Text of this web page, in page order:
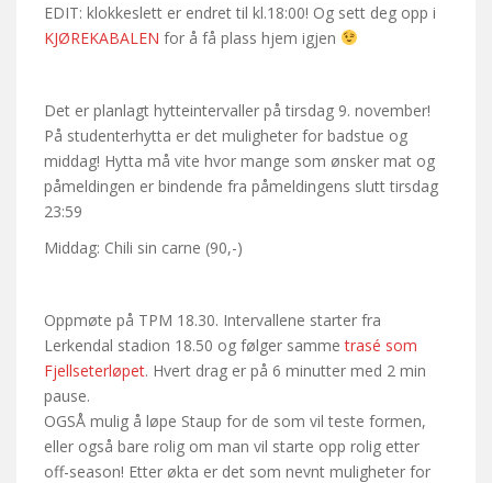
EDIT: klokkeslett er endret til kl.18:00! Og sett deg opp i
KJØREKABALEN for å få plass hjem igjen
Det er planlagt hytteintervaller på tirsdag 9. november!
På studenterhytta er det muligheter for badstue og
middag! Hytta må vite hvor mange som ønsker mat og
påmeldingen er bindende fra påmeldingens slutt tirsdag
23:59
Middag: Chili sin carne (90,-)
Oppmøte på TPM 18.30. Intervallene starter fra
Lerkendal stadion 18.50 og følger sammetrasé som
Fjellseterløpet. Hvert drag er på 6 minutter med 2 min
pause.
OGSÅ mulig å løpe Staup for de som vil teste formen,
eller også bare rolig om man vil starte opp rolig etter
off-season! Etter økta er det som nevnt muligheter for